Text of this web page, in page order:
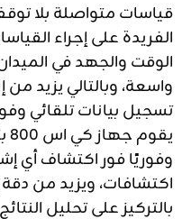
الفريدة على إجراء
الوقت والجهد في
واسعة، وبالتالي يزيد
تسجيل بيانات تلقائي
وفوريًا فور اكتشاف أي
اكتشافات، ويزيد من
بالتركيز على تحليل